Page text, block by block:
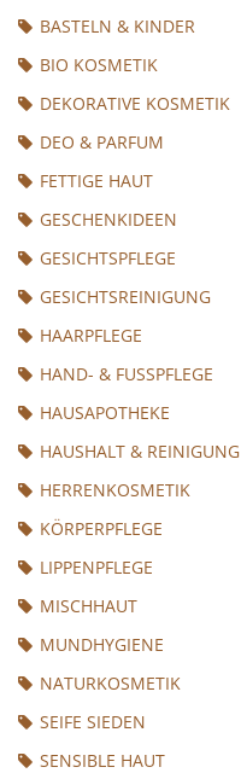
BASTELN & KINDER
BIO KOSMETIK
DEKORATIVE KOSMETIK
DEO & PARFUM
FETTIGE HAUT
GESCHENKIDEEN
GESICHTSPFLEGE
GESICHTSREINIGUNG
HAARPFLEGE
HAND- & FUSSPFLEGE
HAUSAPOTHEKE
HAUSHALT & REINIGUNG
HERRENKOSMETIK
KÖRPERPFLEGE
LIPPENPFLEGE
MISCHHAUT
MUNDHYGIENE
NATURKOSMETIK
SEIFE SIEDEN
SENSIBLE HAUT